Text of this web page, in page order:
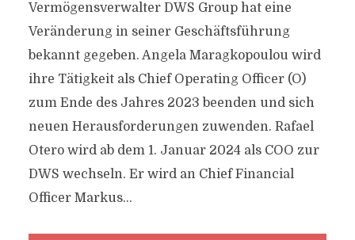
Vermögensverwalter DWS Group hat eine
Veränderung in seiner Geschäftsführung
bekannt gegeben. Angela Maragkopoulou wird
ihre Tätigkeit als Chief Operating Officer (O)
zum Ende des Jahres 2023 beenden und sich
neuen Herausforderungen zuwenden. Rafael
Otero wird ab dem 1. Januar 2024 als COO zur
DWS wechseln. Er wird an Chief Financial
Officer Markus...